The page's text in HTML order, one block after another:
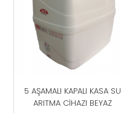
5 AŞAMALI KAPALI KASA SU
ARITMA CİHAZI BEYAZ